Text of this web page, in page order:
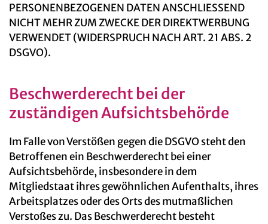
PERSONENBEZOGENEN DATEN ANSCHLIESSEND
NICHT MEHR ZUM ZWECKE DER DIREKTWERBUNG
VERWENDET (WIDERSPRUCH NACH ART. 21 ABS. 2
DSGVO).
Beschwerde­recht bei der
zuständigen Aufsichts­behörde
Im Falle von Verstößen gegen die DSGVO steht den
Betroffenen ein Beschwerderecht bei einer
Aufsichtsbehörde, insbesondere in dem
Mitgliedstaat ihres gewöhnlichen Aufenthalts, ihres
Arbeitsplatzes oder des Orts des mutmaßlichen
Verstoßes zu. Das Beschwerderecht besteht